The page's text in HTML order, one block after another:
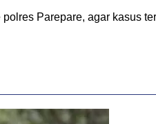
Parepare, agar kasus